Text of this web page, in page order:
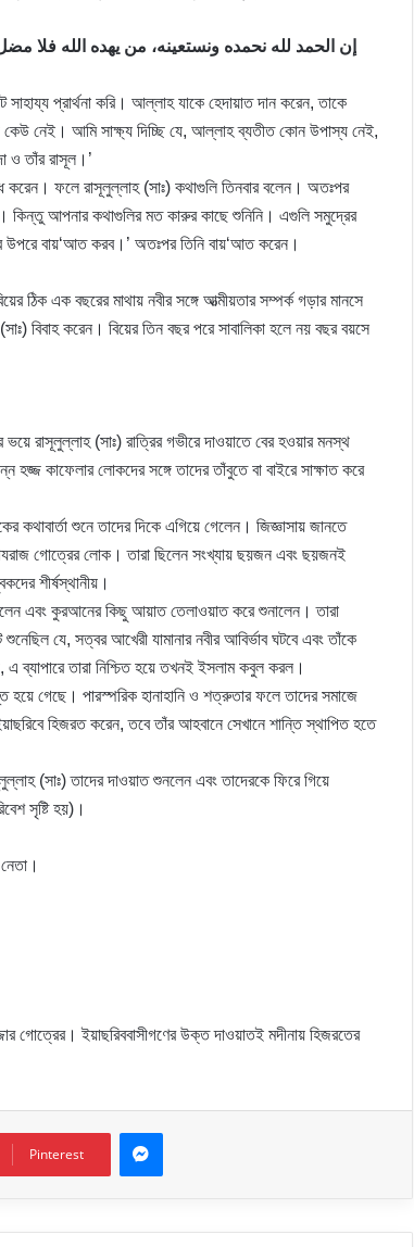
إن الحمد لله نحمده ونستعينه، من يهده الله فلا
প্রার্থনা করি। আল্লাহ যাকে হেদায়াত দান করেন, তাকে
কেউ নেই। আমি সাক্ষ্য দিচ্ছি যে, আল্লাহ ব্যতীত কোন উপাস্য নেই,
ও তাঁর রাসূল।’
করেন। ফলে রাসূলুল্লাহ (সাঃ) কথাগুলি তিনবার বলেন। অতঃপর
কিন্তু আপনার কথাগুলির মত কারুর কাছে শুনিনি। এগুলি সমুদ্রের
উপরে বায়‘আত করব।’ অতঃপর তিনি বায়‘আত করেন।
ঠিক এক বছরের মাথায় নবীর সঙ্গে আত্মীয়তার সম্পর্ক গড়ার মানসে
বিবাহ করেন। বিয়ের তিন বছর পরে সাবালিকা হলে নয় বছর বয়সে
রাসূলুল্লাহ (সাঃ) রাত্রির গভীরে দাওয়াতে বের হওয়ার মনস্থ
কাফেলার লোকদের সঙ্গে তাদের তাঁবুতে বা বাইরে সাক্ষাত করে
শুনে তাদের দিকে এগিয়ে গেলেন। জিজ্ঞাসায় জানতে
গোত্রের লোক। তারা ছিলেন সংখ্যায় ছয়জন এবং ছয়জনই
শীর্ষস্থানীয়।
এবং কুরআনের কিছু আয়াত তেলাওয়াত করে শুনালেন। তারা
যে, সত্বর আখেরী যামানার নবীর আবির্ভাব ঘটবে এবং তাঁকে
এ ব্যাপারে তারা নিশ্চিত হয়ে তখনই ইসলাম কবুল করল।
গেছে। পারস্পরিক হানাহানি ও শত্রুতার ফলে তাদের সমাজে
হিজরত করেন, তবে তাঁর আহবানে সেখানে শান্তি স্থাপিত হতে
(সাঃ) তাদের দাওয়াত শুনলেন এবং তাদেরকে ফিরে গিয়ে
সৃষ্টি হয়)।
গোত্রের। ইয়াছরিববাসীগণের উক্ত দাওয়াতই মদীনায় হিজরতের
Pinterest
Messenger